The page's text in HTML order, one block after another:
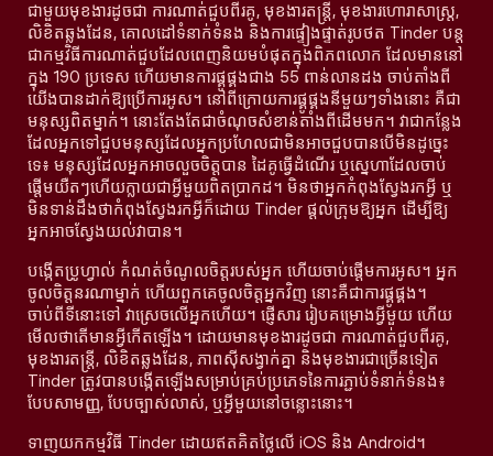
ជាមួយមុខងារដូចជា ការណាត់ជួបពីរគូ, មុខងារតន្រ្តី, មុខងារហោរាសាស្ត្រ,
លិខិតឆ្លងដែន, គោលដៅទំនាក់ទំនង និងការផ្ទៀងផ្ទាត់រូបថត Tinder បន្ត
ជាកម្មវិធីការណាត់ជួបដែលពេញនិយមបំផុតក្នុងពិភពលោក ដែលមាននៅ
ក្នុង 190 ប្រទេស ហើយមានការផ្គូផ្គងជាង 55 ពាន់លានដង ចាប់តាំងពី
យើងបានដាក់ឱ្យប្រើការអូស។ នៅពីក្រោយការផ្គូផ្គងនីមួយៗទាំងនោះ គឺជា
មនុស្សពិតម្នាក់។ នោះតែងតែជាចំណុចសំខាន់តាំងពីដើមមក។ វាជាកន្លែង
ដែលអ្នកទៅជួបមនុស្សដែលអ្នកប្រហែលជាមិនអាចជួបបានបើមិនដូច្នេះ
ទេ៖ មនុស្សដែលអ្នកអាចលួចចិត្តបាន ដៃគូធ្វើដំណើរ ឬស្នេហាដែលចាប់
ផ្តើមយឺតៗហើយក្លាយជាអ្វីមួយពិតប្រាកដ។ មិនថាអ្នកកំពុងស្វែងរកអ្វី ឬ
មិនទាន់ដឹងថាកំពុងស្វែងរកអ្វីក៏ដោយ Tinder ផ្តល់ក្រុមឱ្យអ្នក ដើម្បីឱ្យ
អ្នកអាចស្វែងយល់វាបាន។
បង្កើតប្រូហ្វាល់ កំណត់ចំណូលចិត្តរបស់អ្នក ហើយចាប់ផ្តើមការអូស។ អ្នក
ចូលចិត្តនរណាម្នាក់ ហើយពួកគេចូលចិត្តអ្នកវិញ នោះគឺជាការផ្គូផ្គង។
ចាប់ពីទីនោះទៅ វាស្រេចលើអ្នកហើយ។ ផ្ញើសារ រៀបគម្រោងអ្វីមួយ ហើយ
មើលថាតើមានអ្វីកើតឡើង។ ដោយមានមុខងារដូចជា ការណាត់ជួបពីរគូ,
មុខងារតន្រ្តី, លិខិតឆ្លងដែន, ភាពស៊ីសង្វាក់គ្នា និងមុខងារជាច្រើនទៀត
Tinder ត្រូវបានបង្កើតឡើងសម្រាប់គ្រប់ប្រភេទនៃការភ្ជាប់ទំនាក់ទំនង៖
បែបសាមញ្ញ, បែបច្បាស់លាស់, ឬអ្វីមួយនៅចន្លោះនោះ។
ទាញយកកម្មវិធី Tinder ដោយឥតគិតថ្លៃលើ iOS និង Android។